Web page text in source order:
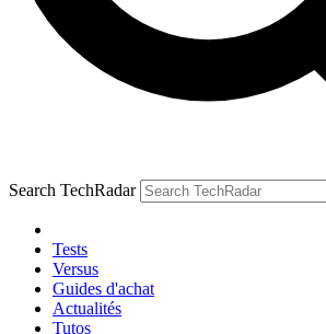
Search TechRadar
Tests
Versus
Guides d'achat
Actualités
Tutos